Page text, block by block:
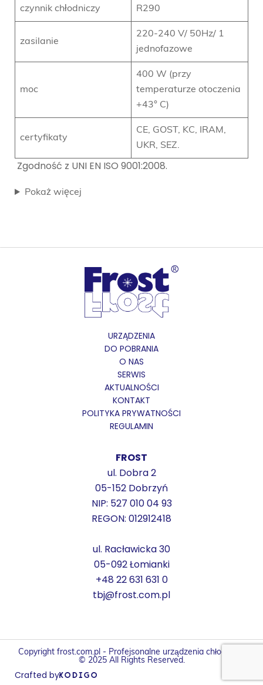
czynnik chłodniczy R290
zasilanie
220-240 V/ 50Hz/ 1
jednofazowe
moc
400 W (przy
temperaturze otoczenia
+43° C)
certyfikaty
CE, GOST, KC, IRAM,
UKR, SEZ.
Zgodność z UNI EN ISO 9001:2008.
Pokaż więcej
URZĄDZENIA
DO POBRANIA
O NAS
SERWIS
AKTUALNOŚCI
KONTAKT
POLITYKA PRYWATNOŚCI
REGULAMIN
FROST
ul. Dobra 2
05-152 Dobrzyń
NIP: 527 010 04 93
REGON: 012912418
ul. Racławicka 30
05-092 Łomianki
+48 22 631 631 0
tbj@frost.com.pl
Copyright frost.com.pl - Profejsonalne urządzenia chłodnicze
© 2025 All Rights Reserved.
Crafted by